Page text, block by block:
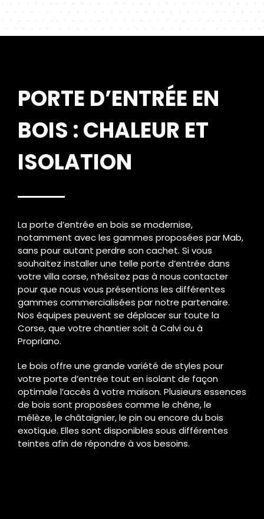
PORTE D’ENTRÉE EN
BOIS : CHALEUR ET
ISOLATION
La porte d’entrée en bois se modernise,
notamment avec les gammes proposées par Mab,
sans pour autant perdre son cachet. Si vous
souhaitez installer une telle porte d’entrée dans
votre villa corse, n’hésitez pas à nous contacter
pour que nous vous présentions les différentes
gammes commercialisées par notre partenaire.
Nos équipes peuvent se déplacer sur toute la
Corse, que votre chantier soit à Calvi ou à
Propriano.
Le bois offre une grande variété de styles pour
votre porte d’entrée tout en isolant de façon
optimale l’accès à votre maison. Plusieurs essences
de bois sont proposées comme le chêne, le
mélèze, le châtaignier, le pin ou encore du bois
exotique. Elles sont disponibles sous différentes
teintes afin de répondre à vos besoins.